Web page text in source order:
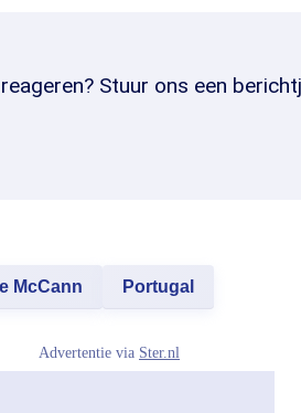
Stuur ons een
McCann Portugal
Advertentie via Ster.nl